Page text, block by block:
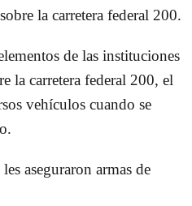
la carretera federal 200.
de las instituciones
la carretera federal 200, el
vehículos cuando se
aseguraron armas de